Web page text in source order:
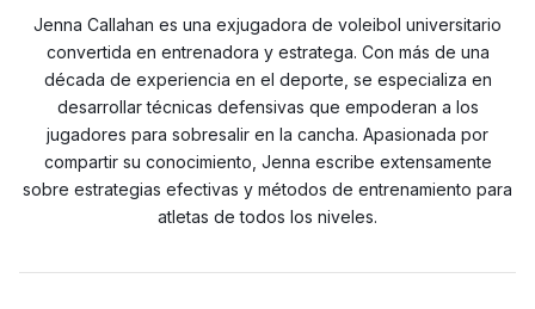
Jenna Callahan es una exjugadora de voleibol universitario
convertida en entrenadora y estratega. Con más de una
década de experiencia en el deporte, se especializa en
desarrollar técnicas defensivas que empoderan a los
jugadores para sobresalir en la cancha. Apasionada por
compartir su conocimiento, Jenna escribe extensamente
sobre estrategias efectivas y métodos de entrenamiento para
atletas de todos los niveles.